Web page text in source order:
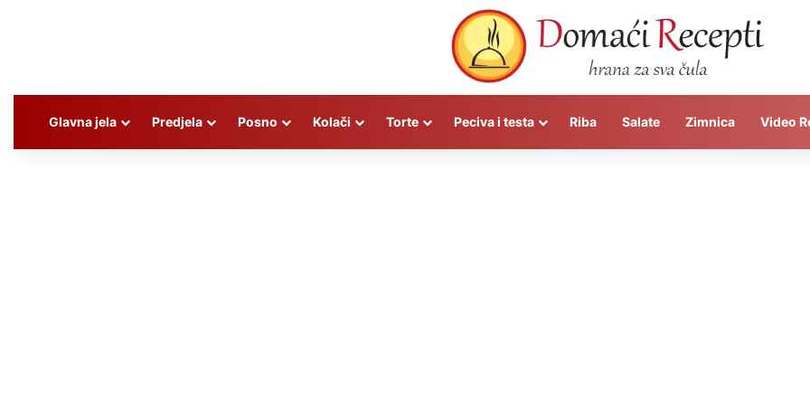
Glavna jela Predjela Posno Kolači Torte Peciva i testa Riba Salate Zimnica Video